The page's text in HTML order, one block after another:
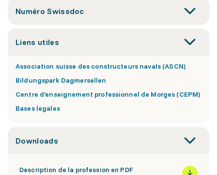
Numéro Swissdoc
Liens utiles
Association suisse des constructeurs navals (ASCN)
Bildungspark Dagmersellen
Centre d'enseignement professionnel de Morges (CEPM)
Bases legales
Downloads
Description de la profession en PDF